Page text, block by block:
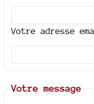
Votre adresse
Votre message